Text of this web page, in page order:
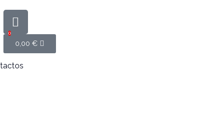
0,00 €
0